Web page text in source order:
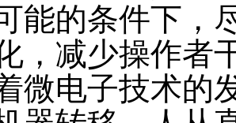
能的条件下，
，减少操作者
微电子技术的